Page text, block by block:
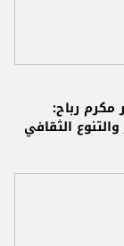
مكرم رباح:
الثقافي